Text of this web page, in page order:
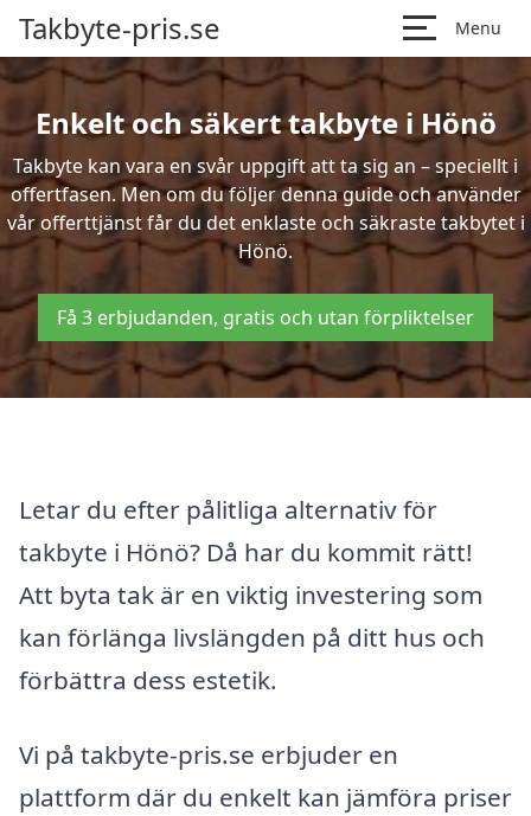
Takbyte-pris.se Menu
Enkelt och säkert takbyte i Hönö
Takbyte kan vara en svår uppgift att ta sig an – speciellt i
offertfasen. Men om du följer denna guide och använder
vår offerttjänst får du det enklaste och säkraste takbytet i
Hönö.
Få 3 erbjudanden, gratis och utan förpliktelser
Letar du efter pålitliga alternativ för
takbyte i Hönö? Då har du kommit rätt!
Att byta tak är en viktig investering som
kan förlänga livslängden på ditt hus och
förbättra dess estetik.
Vi på takbyte-pris.se erbjuder en
plattform där du enkelt kan jämföra priser